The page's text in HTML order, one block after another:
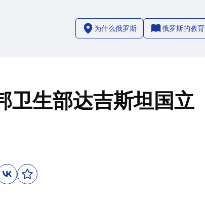
为什么俄罗斯 俄罗斯的教育
卫生部达吉斯坦国立